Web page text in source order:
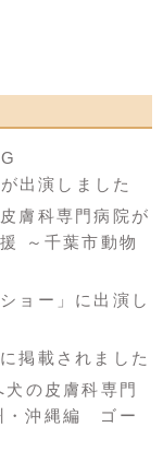
出演しました
膚科専門病院が
～千葉市動物
ョー」に出演し
掲載されました
犬の皮膚科専門
・沖縄編 ゴー